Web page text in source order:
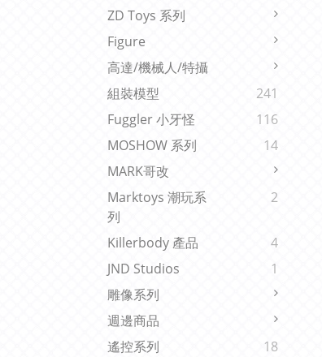
ZD Toys 系列
Figure
高達/機械人/特攝
組裝模型
241
Fuggler 小牙怪
116
MOSHOW 系列
14
MARK哥改
Marktoys 潮玩系
列
2
Killerbody 產品
4
JND Studios
1
雕像系列
週邊商品
遙控系列
18